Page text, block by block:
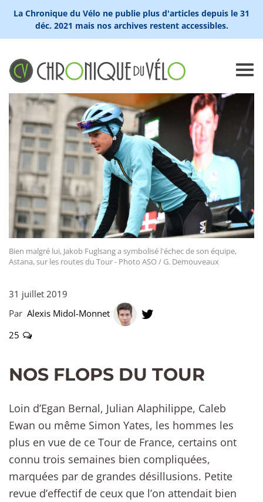
La Chronique du Vélo ne publie plus d'articles depuis le 31
déc. 2021 mais nos archives restent accessibles.
Bien malgré lui, Jakob Fuglsang a symbolisé l'échec de son équipe,
Astana, sur les routes du Tour - Photo ASO / G. Demouveaux
31 juillet 2019
Par Alexis Midol-Monnet
25
NOS FLOPS DU TOUR
Loin d’Egan Bernal, Julian Alaphilippe, Caleb
Ewan ou même Simon Yates, les hommes les
plus en vue de ce Tour de France, certains ont
connu trois semaines bien compliquées,
marquées par de grandes désillusions. Petite
revue d’effectif de ceux que l’on attendait bien